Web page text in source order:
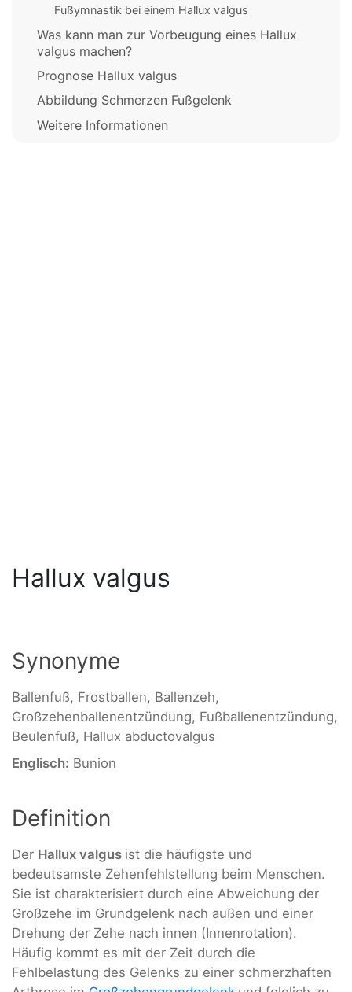
Fußymnastik bei einem Hallux valgus
Was kann man zur Vorbeugung eines Hallux
valgus machen?
Prognose Hallux valgus
Abbildung Schmerzen Fußgelenk
Weitere Informationen
Hallux valgus
Synonyme
Ballenfuß, Frostballen, Ballenzeh,
Großzehenballenentzündung, Fußballenentzündung,
Beulenfuß, Hallux abductovalgus
Englisch: Bunion
Definition
Der Hallux valgus ist die häufigste und
bedeutsamste Zehenfehlstellung beim Menschen.
Sie ist charakterisiert durch eine Abweichung der
Großzehe im Grundgelenk nach außen und einer
Drehung der Zehe nach innen (Innenrotation).
Häufig kommt es mit der Zeit durch die
Fehlbelastung des Gelenks zu einer schmerzhaften